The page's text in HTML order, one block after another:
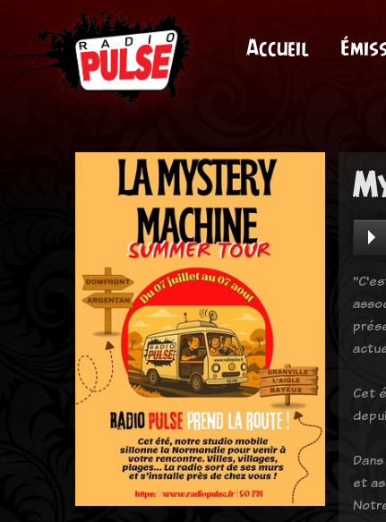
Accueil
Cet
et